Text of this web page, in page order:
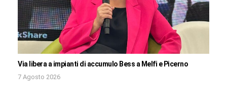
Via libera a impianti di accumulo Bess a Melfi e Picerno
7 Agosto 2026